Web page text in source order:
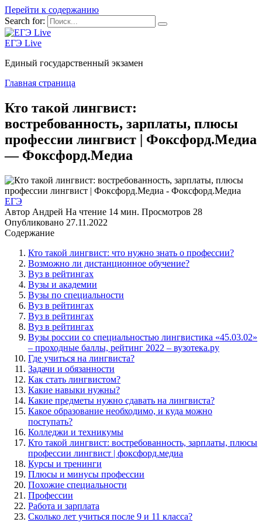
Перейти к содержанию
Search for:
ЕГЭ Live
Единый государственный экзамен
Главная страница
Кто такой лингвист:
востребованность, зарплаты, плюсы
профессии лингвист | Фоксфорд.Медиа
— Фоксфорд.Медиа
ЕГЭ
Автор Андрей На чтение 14 мин. Просмотров 28
Опубликовано 27.11.2022
Содержание
Кто такой лингвист: что нужно знать о профессии?
Возможно ли дистанционное обучение?
Вуз в рейтингах
Вузы и академии
Вузы по специальности
Вуз в рейтингах
Вуз в рейтингах
Вуз в рейтингах
Вузы россии со специальностью лингвистика «45.03.02»
– проходные баллы, рейтинг 2022 – вузотека.ру
Где учиться на лингвиста?
Задачи и обязанности
Как стать лингвистом?
Какие навыки нужны?
Какие предметы нужно сдавать на лингвиста?
Какое образование необходимо, и куда можно
поступать?
Колледжи и техникумы
Кто такой лингвист: востребованность, зарплаты, плюсы
профессии лингвист | фоксфорд.медиа
Курсы и тренинги
Плюсы и минусы профессии
Похожие специальности
Профессии
Работа и зарплата
Сколько лет учиться после 9 и 11 класса?